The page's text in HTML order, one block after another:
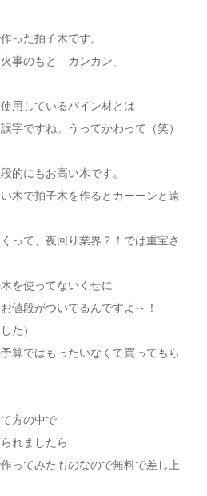
った拍子木です。
事のもと カンカン」
用しているパイン材とは
字ですね。うってかわって（笑）
的にもお高い木です。
木で拍子木を作るとカーーンと遠
って、夜回り業界？！では重宝さ
を使ってないくせに
値段がついてるんですよ～！
た）
算ではもったいなくて買ってもら
方の中で
れましたら
ってみたものなので無料で差し上